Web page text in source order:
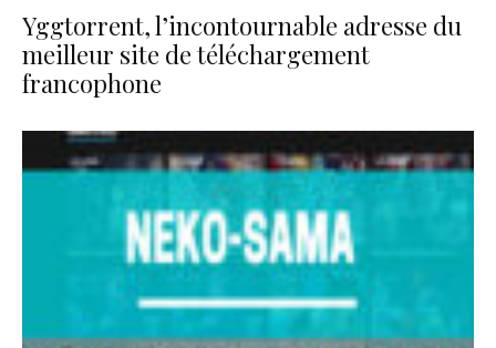
Yggtorrent, l’incontournable adresse du
meilleur site de téléchargement
francophone